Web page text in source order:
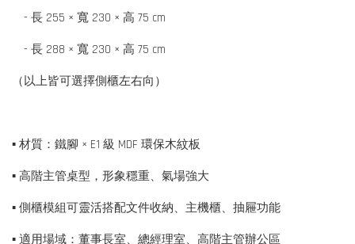
- 長 255 × 寬 230 × 高 75 cm
- 長 288 × 寬 230 × 高 75 cm
（以上皆可選擇側櫃左右向）
▪ 材質：鐵腳 × E1 級 MDF 環保木紋板
▪ 高階主管桌型，形象穩重、氣場強大
▪ 側櫃模組可靈活搭配文件收納、主機櫃、抽屜功能
▪ 適用場域：董事長室、總經理室、高階主管辦公區